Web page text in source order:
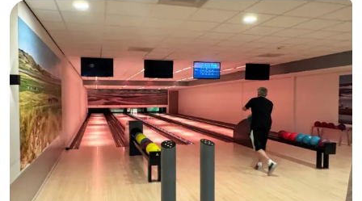
nuit
Ameland
State
Campings
Chambre
d'hôtes
Chaumières